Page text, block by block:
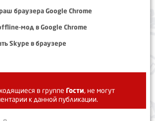
браузера Google Chrome
мод в Google Chrome
Skype в браузере
в группе Гости, не могут
к данной публикации.